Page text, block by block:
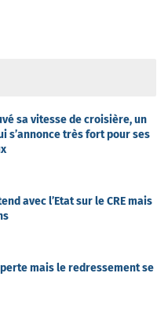
sa vitesse de croisière, un
s’annonce très fort pour ses
avec l’Etat sur le CRE mais
mais le redressement se